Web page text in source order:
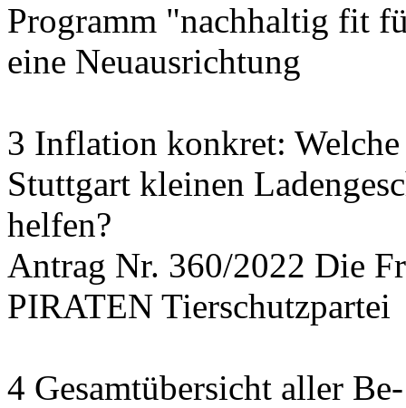
Programm "nachhaltig fit
eine Neuausrichtung
3 Inflation konkret:
Stuttgart kleinen
helfen?
Antrag Nr. 360/2022 Die
PIRATEN Tierschutzpartei
4 Gesamtübersicht aller